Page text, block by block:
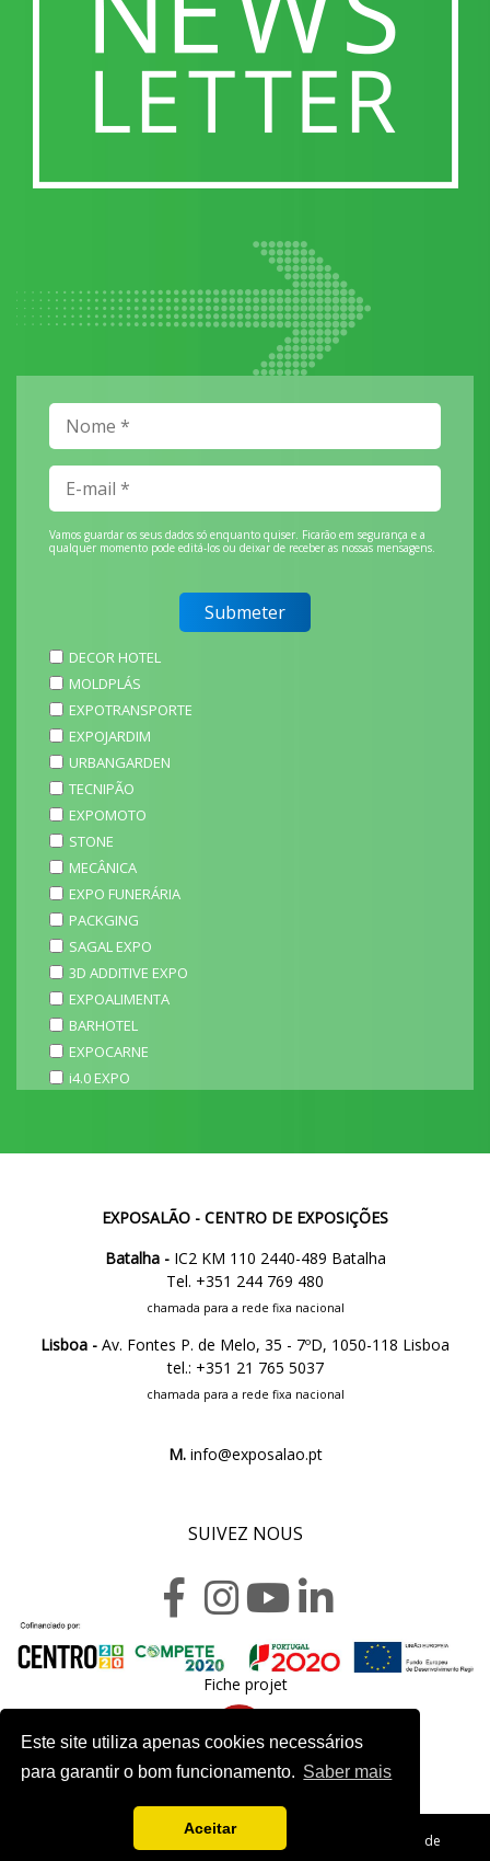
Este site utiliza apenas cookies necessários
para garantir o bom funcionamento. Saber mais
Aceitar
Vamos guardar os seus dados só enquanto quiser. Ficarão em segurança e a
qualquer momento pode editá-los ou deixar de receber as nossas mensagens.
DECOR HOTEL
MOLDPLÁS
EXPOTRANSPORTE
EXPOJARDIM
URBANGARDEN
TECNIPÃO
EXPOMOTO
STONE
MECÂNICA
EXPO FUNERÁRIA
PACKGING
SAGAL EXPO
3D ADDITIVE EXPO
EXPOALIMENTA
BARHOTEL
EXPOCARNE
i4.0 EXPO
EXPOSALÃO - CENTRO DE EXPOSIÇÕES
Batalha -IC2 KM 110 2440-489 Batalha
Tel. +351 244 769 480
chamada para a rede fixa nacional
Lisboa - Av. Fontes P. de Melo, 35 - 7ºD, 1050-118 Lisboa
tel.: +351 21 765 5037
chamada para a rede fixa nacional
M.info@exposalao.pt
SUIVEZ NOUS
Fiche projet
Politique de